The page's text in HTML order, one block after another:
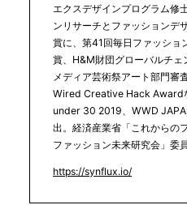
エクスデザインプログラム修
ンリサーチとファッションデ
賞に、第41回毎日ファッショ
賞、H&M財団グローバルチ
メディア芸術祭アート部門審
Wired Creative Hack Award
under 30 2019、WWD
出。経済産業省「これからの
ファッション未来研究会」委員
https://synflux.io/